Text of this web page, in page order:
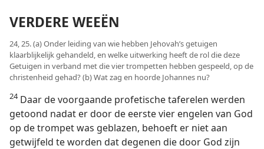
VERDERE WEEËN
24, 25. (a) Onder leiding van wie hebben Jehovah’s getuigen
klaarblijkelijk gehandeld, en welke uitwerking heeft de rol die deze
Getuigen in verband met die vier trompetten hebben gespeeld, op de
christenheid gehad? (b) Wat zag en hoorde Johannes nu?
24Daar de voorgaande profetische taferelen werden
getoond nadat er door de eerste vier engelen van God
op de trompet was geblazen, behoeft er niet aan
getwijfeld te worden dat degenen die door God zijn